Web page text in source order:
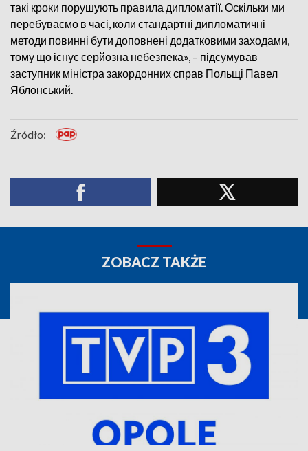
такі кроки порушують правила дипломатії. Оскільки ми
перебуваємо в часі, коли стандартні дипломатичні
методи повинні бути доповнені додатковими заходами,
тому що існує серйозна небезпека», – підсумував
заступник міністра закордонних справ Польщі Павел
Яблонський.
Źródło:
ZOBACZ TAKŻE